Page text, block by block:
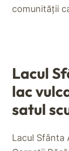
comunității
Lacul
lac
satul
Lacul Sfânta